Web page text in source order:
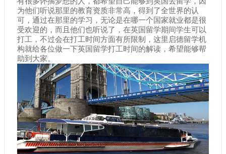
为他们听说那里的教育资质非常高，得到了全世界的认
可，通过在那里的学习，无论是在哪一个国家就业都是很
受欢迎的，而且他们也听说了，在英国留学期间学生可以
打工，不过会在打工时间方面有所限制，这里启德留学机
构就给各位做一下英国留学打工时间的解读，希望能够帮
助到大家。